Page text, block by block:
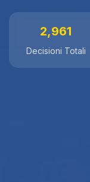
2,961
Decisioni Totali